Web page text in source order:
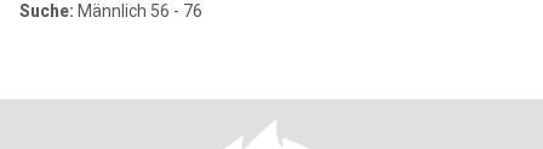
Suche: Männlich 56 - 76